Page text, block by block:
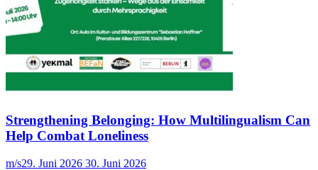
Strengthening Belonging: How Multilingualism Can
Help Combat Loneliness
m/s29. Juni 2026 30. Juni 2026